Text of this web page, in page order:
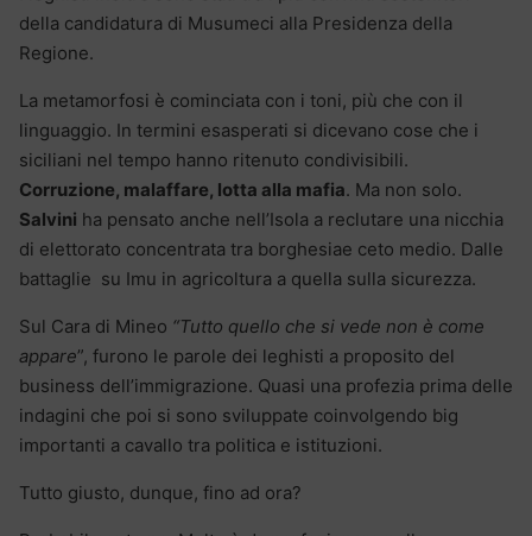
della candidatura di Musumeci alla Presidenza della
Regione.
La metamorfosi è cominciata con i toni, più che con il
linguaggio. In termini esasperati si dicevano cose che i
siciliani nel tempo hanno ritenuto condivisibili.
Corruzione, malaffare, lotta alla mafia. Ma non solo.
Salvini ha pensato anche nell’Isola a reclutare una nicchia
di elettorato concentrata tra borghesiae ceto medio. Dalle
battaglie su Imu in agricoltura a quella sulla sicurezza.
Sul Cara di Mineo “Tutto quello che si vede non è come
appare”, furono le parole dei leghisti a proposito del
business dell’immigrazione. Quasi una profezia prima delle
indagini che poi si sono sviluppate coinvolgendo big
importanti a cavallo tra politica e istituzioni.
Tutto giusto, dunque, fino ad ora?